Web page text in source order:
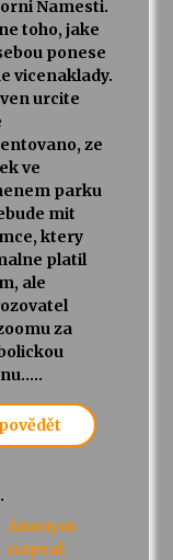
Namesti.
toho, jake
ponese
vicenaklady.
urcite
ze
ve
parku
mit
ktery
platil
ale
za
Anonym
napsal: